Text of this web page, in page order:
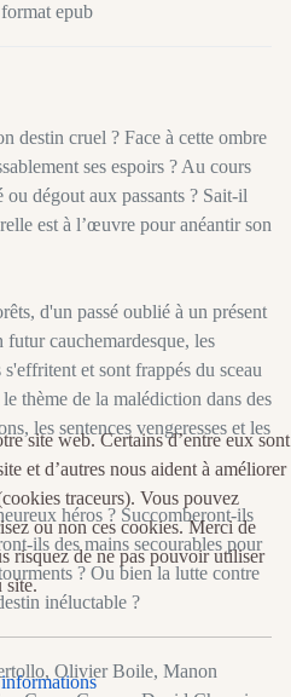
epub
destin cruel ? Face à cette ombre
ses espoirs ? Au cours
dégout aux passants ? Sait-il
est à l’œuvre pour anéantir son
d'un passé oublié à un présent
cauchemardesque, les
et sont frappés du sceau
thème de la malédiction dans des
les sentences vengeresses et les
héros ? Succomberont-ils
ils des mains secourables pour
? Ou bien la lutte contre
inéluctable ?
Olivier Boile, Manon
site web. Certains d’entre eux sont
et d’autres nous aident à améliorer
traceurs). Vous pouvez
ou non ces cookies. Merci de
risquez de ne pas pouvoir utiliser
site.